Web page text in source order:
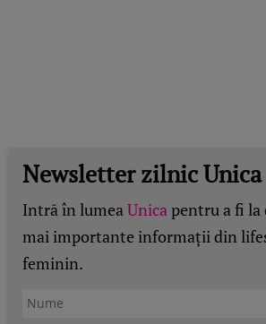
Newsletter zilnic Unica
Intră în lumeaUnicapentru a fi la
mai importante informații din
feminin.